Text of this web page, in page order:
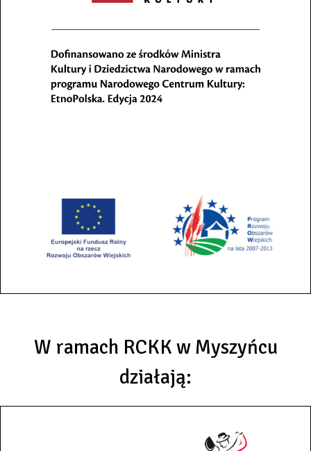
W ramach RCKK w Myszyńcu
działają: